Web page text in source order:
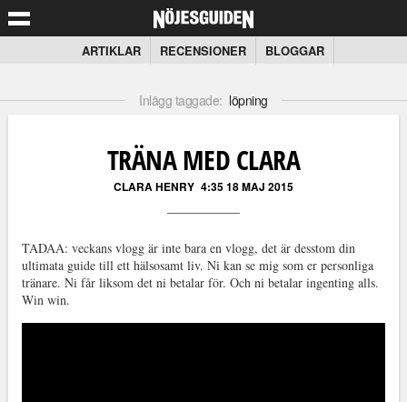
ARTIKLAR RECENSIONER BLOGGAR
Inlägg taggade: löpning
TRÄNA MED CLARA
CLARA HENRY 4:35 18 MAJ 2015
TADAA: veckans vlogg är inte bara en vlogg, det är desstom din
ultimata guide till ett hälsosamt liv. Ni kan se mig som er personliga
tränare. Ni får liksom det ni betalar för. Och ni betalar ingenting alls.
Win win.